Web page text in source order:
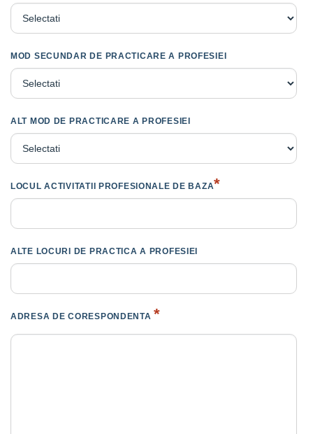
MOD SECUNDAR DE PRACTICARE A PROFESIEI
ALT MOD DE PRACTICARE A PROFESIEI
LOCUL ACTIVITATII PROFESIONALE DE BAZA*
ALTE LOCURI DE PRACTICA A PROFESIEI
ADRESA DE CORESPONDENTA *